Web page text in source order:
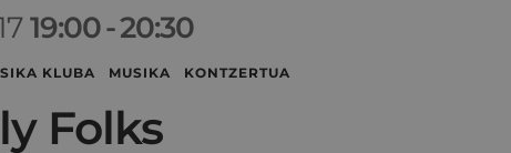
19:00-20:30
KLUBA MUSIKA KONTZERTUA
Folks